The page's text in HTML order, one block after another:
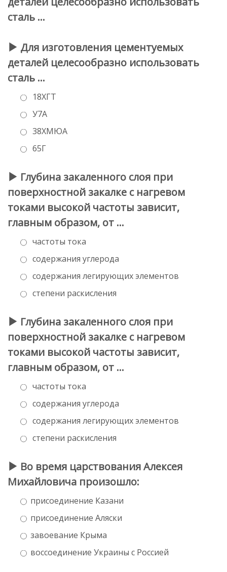
сталь …
Для изготовления цементуемых
деталей целесообразно использовать
сталь …
18ХГТ
У7А
38ХМЮА
65Г
Глубина закаленного слоя при
поверхностной закалке с нагревом
токами высокой частоты зависит,
главным образом, от …
частоты тока
содержания углерода
содержания легирующих элементов
степени раскисления
Глубина закаленного слоя при
поверхностной закалке с нагревом
токами высокой частоты зависит,
главным образом, от …
частоты тока
содержания углерода
содержания легирующих элементов
степени раскисления
Во время царствования Алексея
Михайловича произошло:
присоединение Казани
присоединение Аляски
завоевание Крыма
воссоединение Украины с Россией